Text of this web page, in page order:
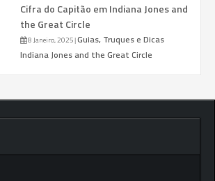
Cifra do Capitão em Indiana Jones and
the Great Circle
8 Janeiro, 2025|Guias, Truques e Dicas
Indiana Jones and the Great Circle